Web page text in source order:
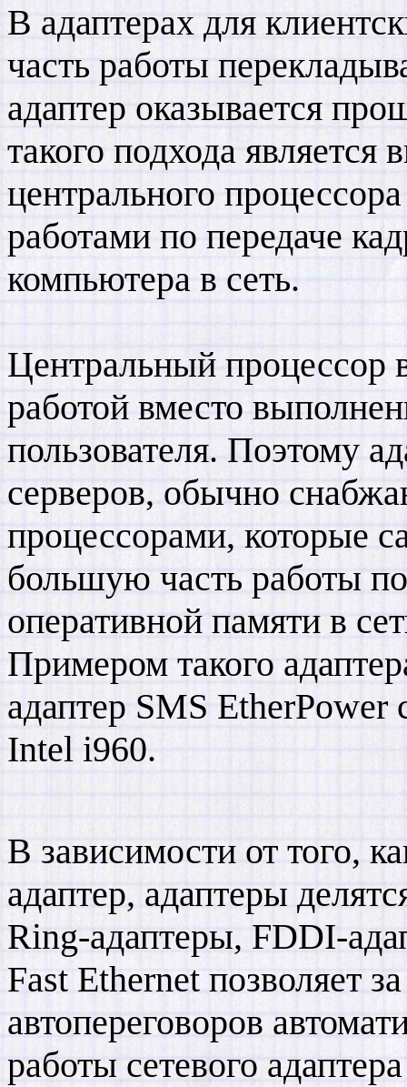
В адаптерах для
часть работы
адаптер оказывается
такого подхода является
центрального
работами по передаче
компьютера в сеть.
Центральный процессор
работой вместо
пользователя. Поэтому
серверов, обычно
процессорами, которые
большую часть работы
оперативной памяти в
Примером такого
адаптер SMS
Intel i960.
В зависимости от того,
адаптер, адаптеры
Ring-адаптеры, FDDI-
Fast Ethernet позволяет
автопереговоров
работы сетевого